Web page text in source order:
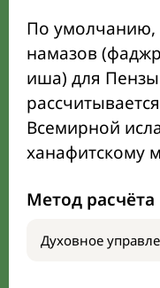
По умолчанию,
намазов
иша) для Пензы
Всемирной
ханафитскому
Метод расчёта